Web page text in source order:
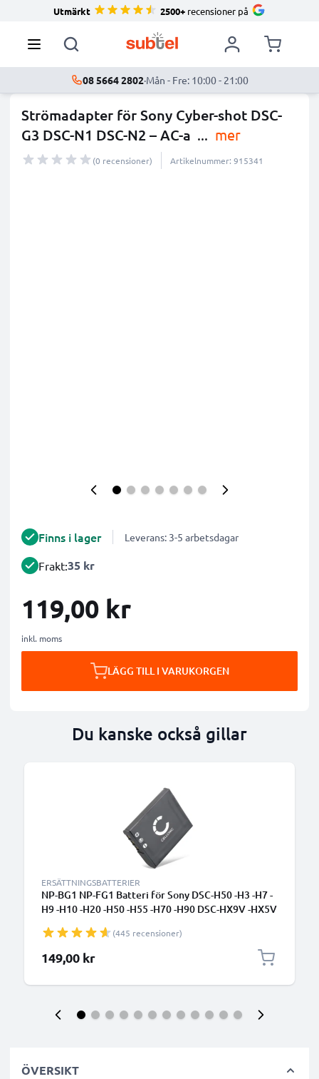
Utmärkt 2500+ recensioner på
08 5664 2802·Mån - Fre: 10:00 - 21:00
Strömadapter för Sony Cyber-shot DSC-
G3 DSC-N1 DSC-N2 – AC-a ... mer
(0 recensioner) Artikelnummer: 915341
Finns i lager Leverans: 3-5 arbetsdagar
Frakt:35 kr
119,00 kr
inkl. moms
LÄGG TILL I VARUKORGEN
Du kanske också gillar
ERSÄTTNINGSBATTERIER
NP-BG1 NP-FG1 Batteri för Sony DSC-H50 -H3 -H7 -
H9 -H10 -H20 -H50 -H55 -H70 -H90 DSC-HX9V -HX5V
ersättningsbatteri med lång batteritid
(445 recensioner)
149,00 kr
ÖVERSIKT